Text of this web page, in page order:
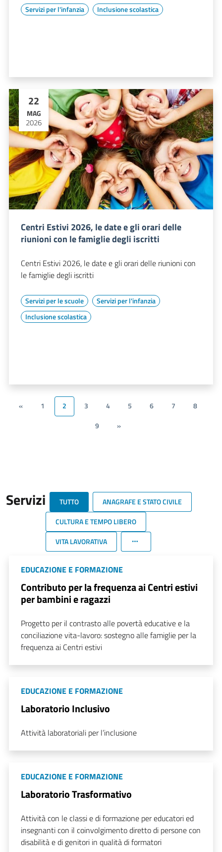
Servizi per l'infanzia Inclusione scolastica
22
MAG
2026
Centri Estivi 2026, le date e gli orari delle
riunioni con le famiglie degli iscritti
Centri Estivi 2026, le date e gli orari delle riunioni con
le famiglie degli iscritti
Servizi per le scuole
Servizi per l'infanzia
Inclusione scolastica
« 1 2 3 4 5 6 7
8
9
»
Servizi TUTTO
ANAGRAFE E STATO CIVILE
CULTURA E TEMPO LIBERO
VITA LAVORATIVA
EDUCAZIONE E FORMAZIONE
Contributo per la frequenza ai Centri estivi
per bambini e ragazzi
Progetto per il contrasto alle povertà educative e la
conciliazione vita-lavoro: sostegno alle famiglie per la
frequenza ai Centri estivi
EDUCAZIONE E FORMAZIONE
Laboratorio Inclusivo
Attività laboratoriali per l’inclusione
EDUCAZIONE E FORMAZIONE
Laboratorio Trasformativo
Attività con le classi e di formazione per educatori ed
insegnanti con il coinvolgimento diretto di persone con
disabilità e di genitori in qualità di formatori